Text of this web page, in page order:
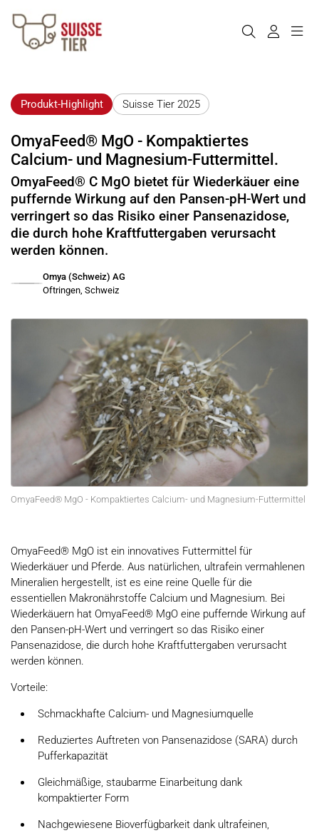
Produkt-Highlight Suisse Tier 2025
OmyaFeed® MgO - Kompaktiertes
Calcium- und Magnesium-Futtermittel.
OmyaFeed® C MgO bietet für Wiederkäuer eine
puffernde Wirkung auf den Pansen-pH-Wert und
verringert so das Risiko einer Pansenazidose,
die durch hohe Kraftfuttergaben verursacht
werden können.
Omya (Schweiz) AG
Oftringen, Schweiz
OmyaFeed® MgO - Kompaktiertes Calcium- und Magnesium-Futtermittel
OmyaFeed® MgO ist ein innovatives Futtermittel für
Wiederkäuer und Pferde. Aus natürlichen, ultrafein vermahlenen
Mineralien hergestellt, ist es eine reine Quelle für die
essentiellen Makronährstoffe Calcium und Magnesium. Bei
Wiederkäuern hat OmyaFeed® MgO eine puffernde Wirkung auf
den Pansen-pH-Wert und verringert so das Risiko einer
Pansenazidose, die durch hohe Kraftfuttergaben verursacht
werden können.
Vorteile:
Schmackhafte Calcium- und Magnesiumquelle
Reduziertes Auftreten von Pansenazidose (SARA) durch
Pufferkapazität
Gleichmäßige, staubarme Einarbeitung dank
kompaktierter Form
Nachgewiesene Bioverfügbarkeit dank ultrafeinen,